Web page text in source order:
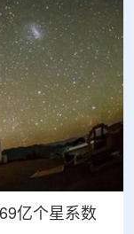
亿个星系数